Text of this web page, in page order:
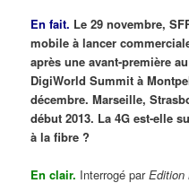
En fait. Le 29 novembre,
mobile à lancer
après une avant-première au
DigiWorld Summit à
décembre. Marseille,
début 2013. La 4G est-elle
à la fibre ?
En clair. Interrogé parEdition